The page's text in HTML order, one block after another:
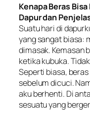
Kenapa Beras
Dapur dan
Suatu hari di
yang sangat biasa:
dimasak. Kemasan
ketika kubuka.
Seperti biasa,
sebelum dicuci.
aku berhenti. Di
sesuatu yang